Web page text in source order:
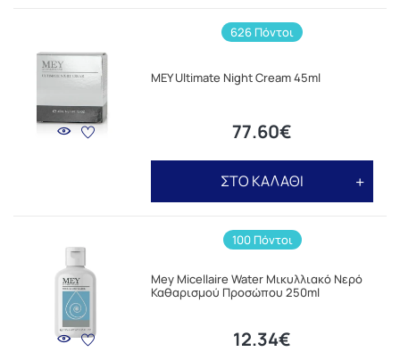
626 Πόντοι
MEY Ultimate Night Cream 45ml
77.60€
ΣΤΟ ΚΑΛΑΘΙ
100 Πόντοι
Mey Micellaire Water Μικυλλιακό Νερό
Καθαρισμού Προσώπου 250ml
12.34€